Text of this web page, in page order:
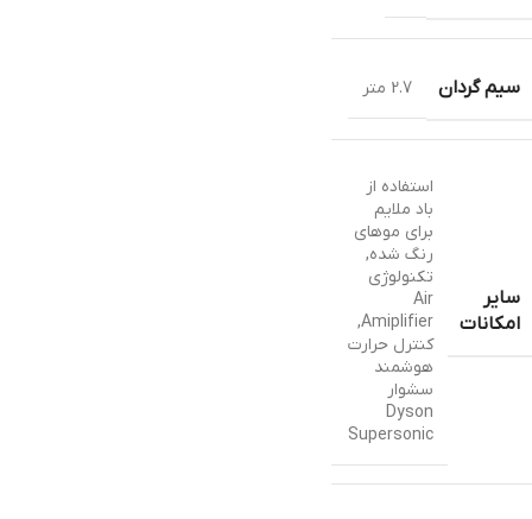
سیم گردان 2.7 متر
سایر
امکانات
استفاده از
باد ملایم
برای موهای
رنگ شده,
تکنولوژی
Air
Amiplifier
,
کنترل حرارت
هوشمند
سشوار
Dyson
Supersonic